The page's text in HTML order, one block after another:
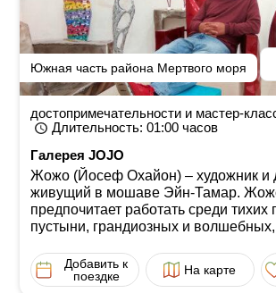
Южная часть района Мертвого моря
достопримечательности и мастер-
Длительность: 01:00часов
Галерея JOJO
Жожо (Йосеф Охайон) ‒ художник и
живущий в мошаве Эйн-Тамар.
предпочитает работать среди тихих
пустыни, грандиозных и
Добавить к
поездке
На карте